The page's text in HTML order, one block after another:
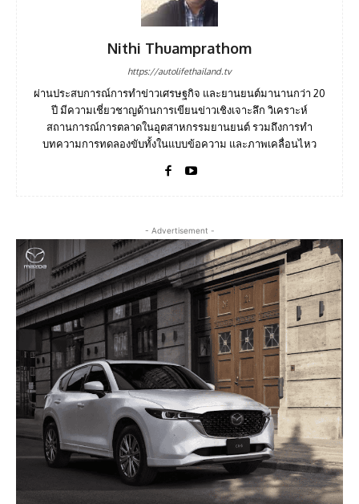
Nithi Thuamprathom
https://autolifethailand.tv
ผ่านประสบการณ์การทำข่าวเศรษฐกิจ และยานยนต์มานานกว่า 20
ปี มีความเชี่ยวชาญด้านการเขียนข่าวเชิงเจาะลึก วิเคราะห์
สถานการณ์การตลาดในอุตสาหกรรมยานยนต์ รวมถึงการทำ
บทความการทดลองขับทั้งในแบบข้อความ และภาพเคลื่อนไหว
- Advertisement -